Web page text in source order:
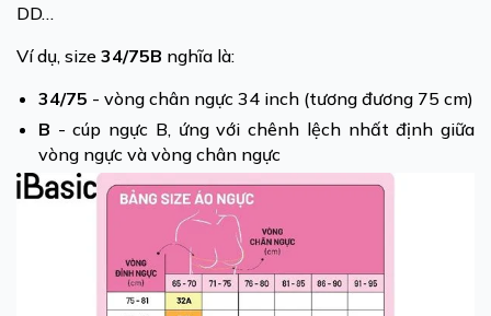
DD…
Ví dụ, size 34/75B nghĩa là:
34/75 - vòng chân ngực 34 inch (tương đương 75 cm)
B - cúp ngực B, ứng với chênh lệch nhất định giữa
vòng ngực và vòng chân ngực